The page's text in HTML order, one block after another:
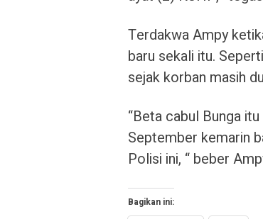
Terdakwa Ampy
baru sekali itu.
sejak korban masih
“Beta cabul Bunga
September kemarin
Polisi ini, “ beber
Bagikan ini: